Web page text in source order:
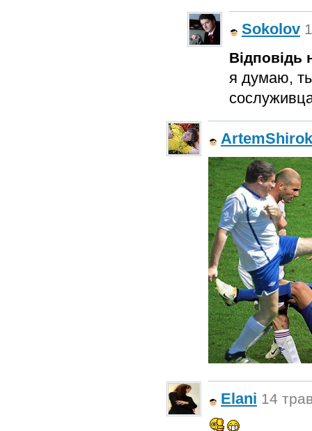
Sokolov
Відповідь
я думаю,
Elani 14